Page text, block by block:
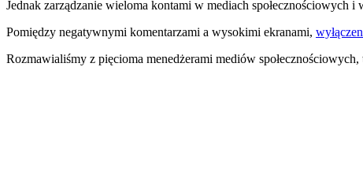
Jednak zarządzanie wieloma kontami w mediach
Pomiędzy negatywnymi komentarzami a wysokimi ekranami,
Rozmawialiśmy z pięcioma menedżerami mediów